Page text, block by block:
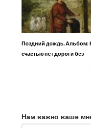
Поздний дождь. Альбом:
счастью нет дороги без
Нам важно ваше